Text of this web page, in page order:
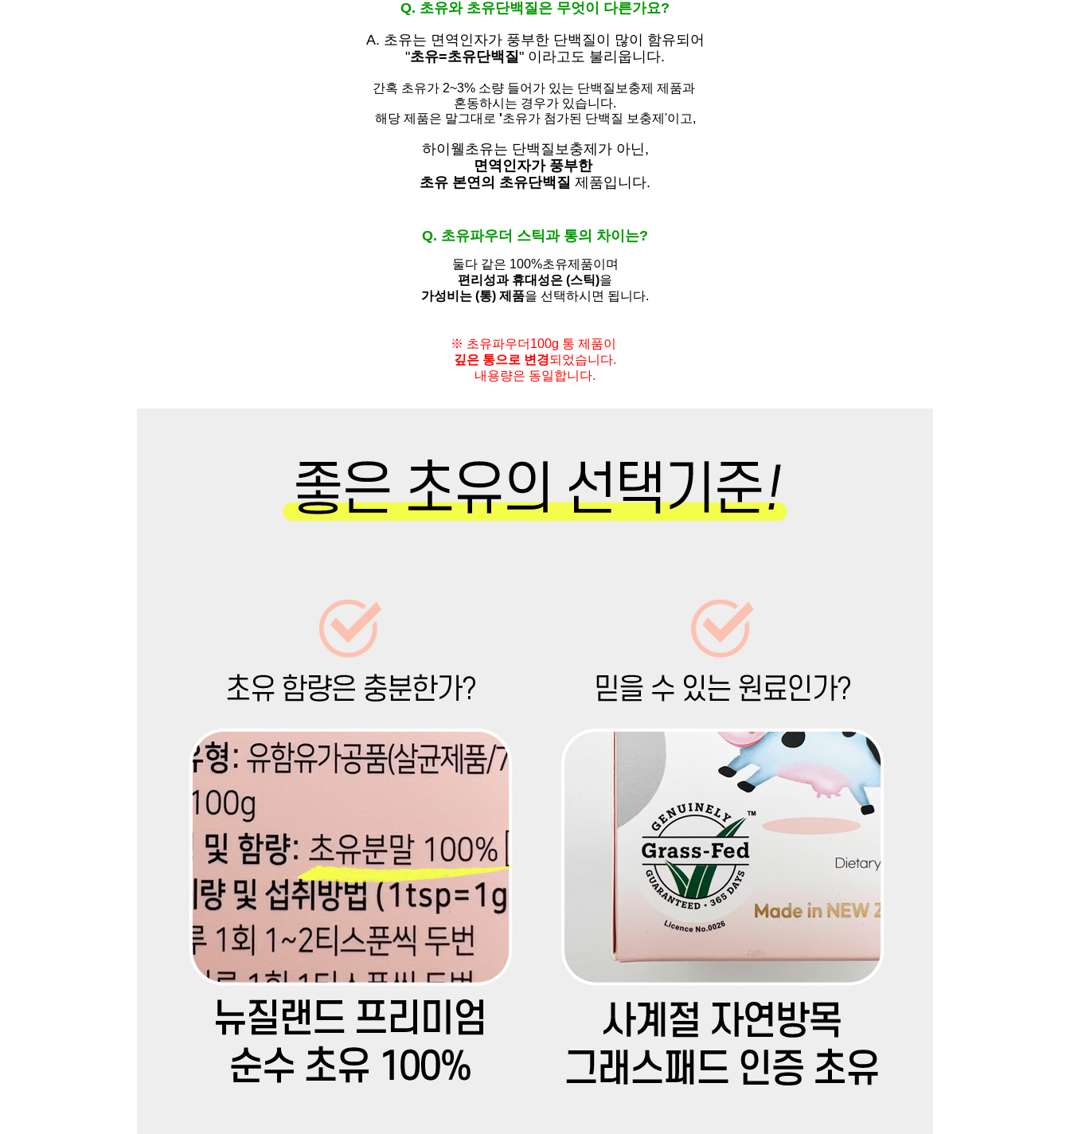
Q. 초유와 초유단백질은 무엇이 다른가요?
A. 초유는 면역인자가 풍부한 단백질이 많이 함유되어
"초유=초유단백질" 이라고도 불리웁니다.
간혹 초유가 2~3% 소량 들어가 있는 단백질보충제 제품과
혼동하시는 경우가 있습니다.
해당 제품은 말그대로 '초유가 첨가된 단백질 보충제'이고,
하이웰초유는 단백질보충제가 아닌,
면역인자가 풍부한
초유 본연의 초유단백질 제품입니다.
Q. 초유파우더 스틱과 통의 차이는?
둘다 같은 100%초유제품이며
편리성과 휴대성은 (스틱)을
가성비는 (통) 제품을 선택하시면 됩니다.
※ 초유파우더100g 통 제품이
깊은 통으로 변경되었습니다.
내용량은 동일합니다.